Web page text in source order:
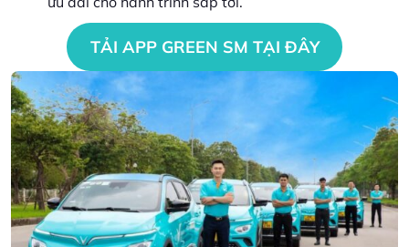
TẢI APP GREEN SM TẠI ĐÂY